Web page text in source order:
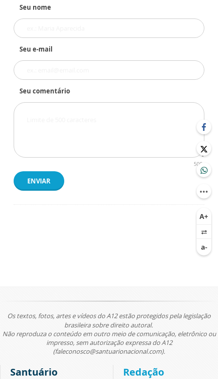
Seu nome
Seu e-mail
Seu comentário
500
ENVIAR
Os textos, fotos, artes e vídeos do A12 estão protegidos pela legislação
brasileira sobre direito autoral.
Não reproduza o conteúdo em outro meio de comunicação, eletrônico ou
impresso, sem autorização expressa do A12
(faleconosco@santuarionacional.com).
Santuário Redação